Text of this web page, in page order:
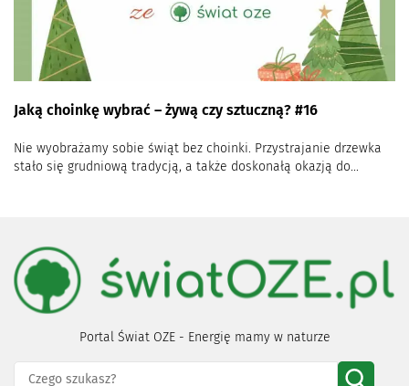
Jaką choinkę wybrać – żywą czy sztuczną? #16
Nie wyobrażamy sobie świąt bez choinki. Przystrajanie drzewka
stało się grudniową tradycją, a także doskonałą okazją do...
Portal Świat OZE - Energię mamy w naturze